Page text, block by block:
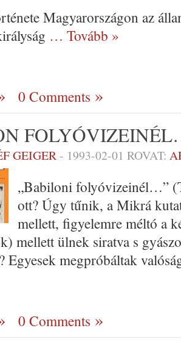
Magyarországon az
… Tovább »
0 Comments
GEIGER- 1993-02-01 ROVAT:
„Babiloni folyóvizeinél…”
ott? Úgy tűnik, a Mikrá
mellett, figyelemre méltó a
mellett ülnek siratva s
Egyesek megpróbáltak
0 Comments